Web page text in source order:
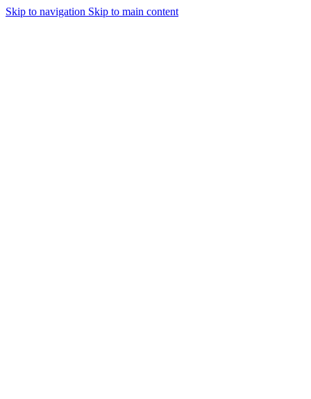
Skip to navigation Skip to main content